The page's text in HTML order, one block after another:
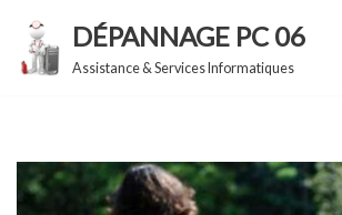
Aller
DÉPANNAGE PC 06
Assistance & Services Informatiques